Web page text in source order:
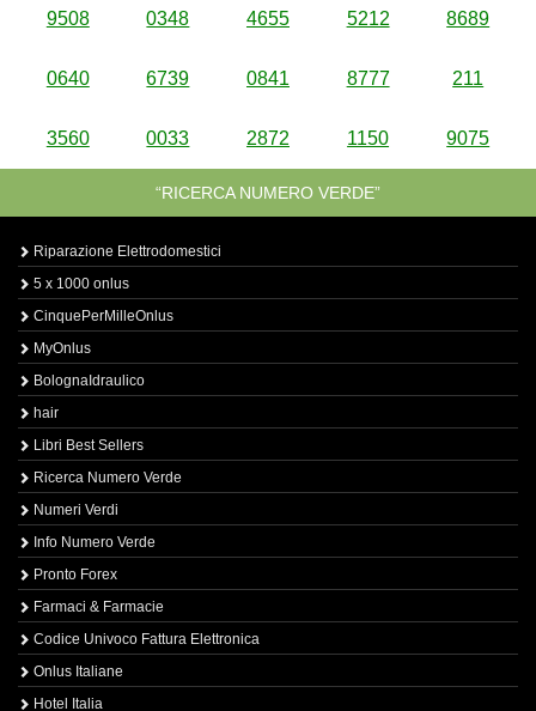
9508 0348 4655 5212 8689
0640 6739 0841 8777 211
3560 0033 2872 1150 9075
“RICERCA NUMERO VERDE”
Riparazione Elettrodomestici
5 x 1000 onlus
CinquePerMilleOnlus
MyOnlus
BolognaIdraulico
hair
Libri Best Sellers
Ricerca Numero Verde
Numeri Verdi
Info Numero Verde
Pronto Forex
Farmaci & Farmacie
Codice Univoco Fattura Elettronica
Onlus Italiane
Hotel Italia